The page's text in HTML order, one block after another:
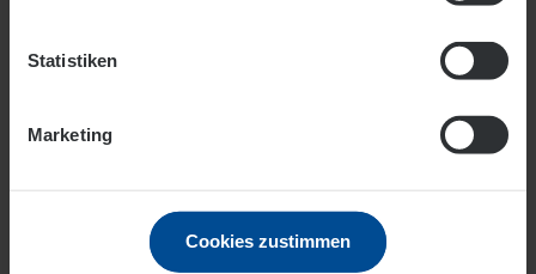
Statistiken
Marketing
Cookies zustimmen
Strom­kennzeichnung